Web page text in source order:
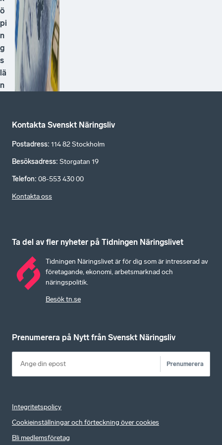
ö
pi
n
g
s
lä
n
Kontakta Svenskt Näringsliv
Postadress: 114 82 Stockholm
Besöksadress: Storgatan 19
Telefon: 08-553 430 00
Kontakta oss
Ta del av fler nyheter på Tidningen Näringslivet
Tidningen Näringslivet är för dig som är intresserad av
företagande, ekonomi, arbetsmarknad och
näringspolitik.
Besök tn.se
Prenumerera på Nytt från Svenskt Näringsliv
Prenumerera
Integritetspolicy
Cookieinställningar och förteckning över cookies
Bli medlemsföretag